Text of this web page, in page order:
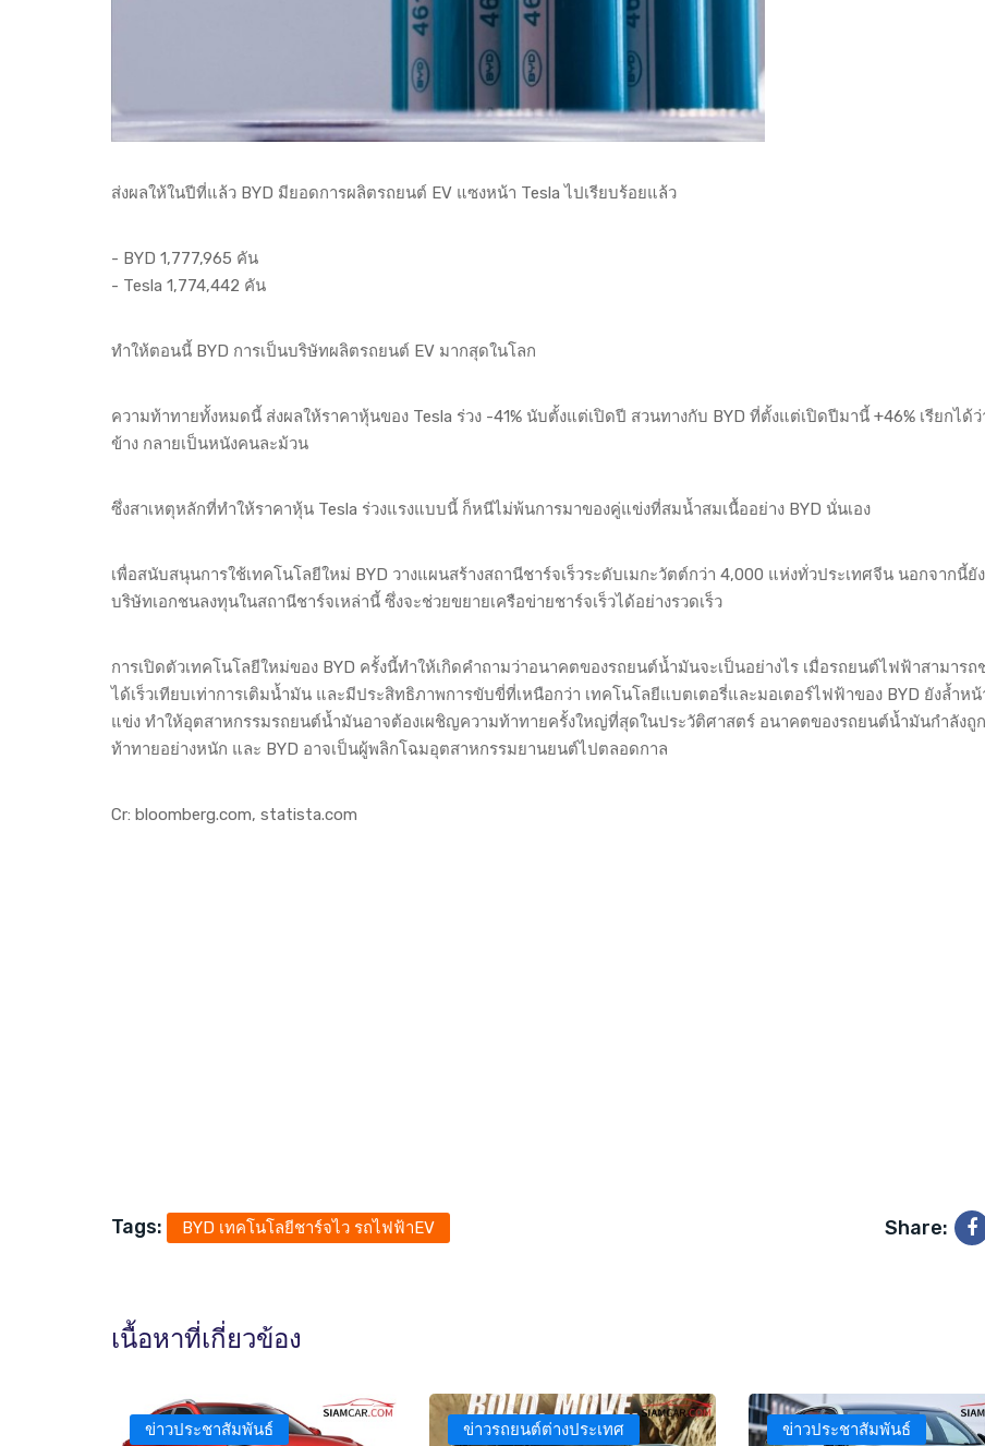
ส่งผลให้ในปีที่แล้ว BYD มียอดการผลิตรถยนต์ EV แซงหน้า Tesla ไปเรียบร้อยแล้ว
- BYD 1,777,965 คัน
- Tesla 1,774,442 คัน
ทำให้ตอนนี้ BYD การเป็นบริษัทผลิตรถยนต์ EV มากสุดในโลก
ความท้าทายทั้งหมดนี้ ส่งผลให้ราคาหุ้นของ Tesla ร่วง -41% นับตั้งแต่เปิดปี สวนทางกับ BYD ที่ตั้งแต่เปิดปีมานี้ +46% เรียกได้
ข้าง กลายเป็นหนังคนละม้วน
ซึ่งสาเหตุหลักที่ทำให้ราคาหุ้น Tesla ร่วงแรงแบบนี้ ก็หนีไม่พ้นการมาของคู่แข่งที่สมน้ำสมเนื้ออย่าง BYD นั่นเอง
เพื่อสนับสนุนการใช้เทคโนโลยีใหม่ BYD วางแผนสร้างสถานีชาร์จเร็วระดับเมกะวัตต์กว่า 4,000 แห่งทั่วประเทศจีน นอกจากนี้ยั
บริษัทเอกชนลงทุนในสถานีชาร์จเหล่านี้ ซึ่งจะช่วยขยายเครือข่ายชาร์จเร็วได้อย่างรวดเร็ว
การเปิดตัวเทคโนโลยีใหม่ของ BYD ครั้งนี้ทำให้เกิดคำถามว่าอนาคตของรถยนต์น้ำมันจะเป็นอย่างไร เมื่อรถยนต์ไฟฟ้าสามารถ
ได้เร็วเทียบเท่าการเติมน้ำมัน และมีประสิทธิภาพการขับขี่ที่เหนือกว่า เทคโนโลยีแบตเตอรี่และมอเตอร์ไฟฟ้าของ BYD ยังล้ำหน้
แข่ง ทำให้อุตสาหกรรมรถยนต์น้ำมันอาจต้องเผชิญความท้าทายครั้งใหญ่ที่สุดในประวัติศาสตร์ อนาคตของรถยนต์น้ำมันกำลังถูก
ท้าทายอย่างหนัก และ BYD อาจเป็นผู้พลิกโฉมอุตสาหกรรมยานยนต์ไปตลอดกาล
Cr: bloomberg.com, statista.com
Tags: BYD เทคโนโลยีชาร์จไว รถไฟฟ้าEV Share:
เนื้อหาที่เกี่ยวข้อง
ข่าวประชาสัมพันธ์ ข่าวรถยนต์ต่างประเทศ ข่าวประชาสัมพันธ์